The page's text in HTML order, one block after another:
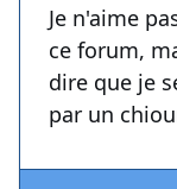
Je n'aime
ce forum,
dire que je
par un